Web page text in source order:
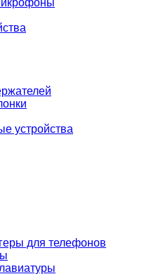
устройства
для телефонов